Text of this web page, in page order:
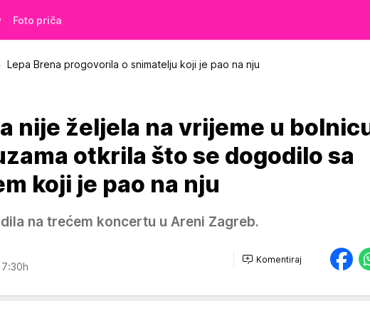
Foto priča
Lepa Brena progovorila o snimatelju koji je pao na nju
nije željela na vrijeme u
otkrila što se dogodilo sa
koji je pao na nju
na trećem koncertu u Areni Zagreb.
Komentiraj